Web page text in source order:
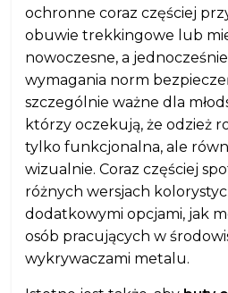
ochronne coraz częściej
obuwie trekkingowe lub
nowoczesne, a
wymagania norm
szczególnie ważne dla
którzy oczekują, że odzież
tylko funkcjonalna, ale
wizualnie. Coraz częściej
różnych wersjach
dodatkowymi opcjami, jak
osób pracujących w
wykrywaczami metalu.